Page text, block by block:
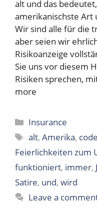
alt und das
amerikanischste Art
Wir sind alle für die
aber seien wir
Risikoanzeige
Sie uns vor diesem
Risiken sprechen,
more
Categories
Insurance
Tags
alt,Amerika,
Feierlichkeiten zum
funktioniert, immer,
Satire, und, wird
Leave a